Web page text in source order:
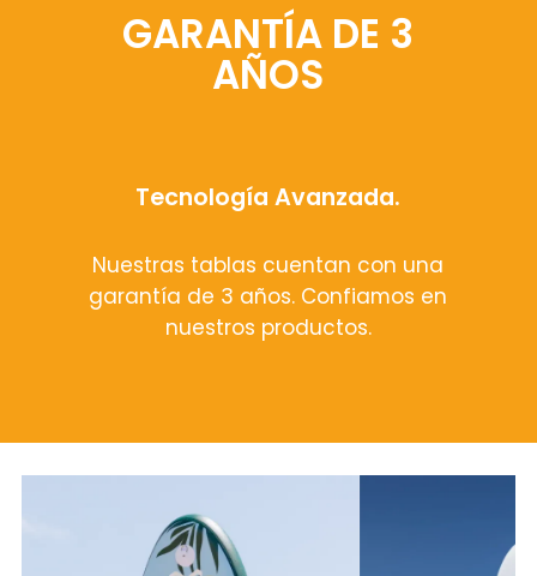
GARANTÍA DE 3
AÑOS
Tecnología Avanzada.
Nuestras tablas cuentan con una
garantía de 3 años. Confiamos en
nuestros productos.